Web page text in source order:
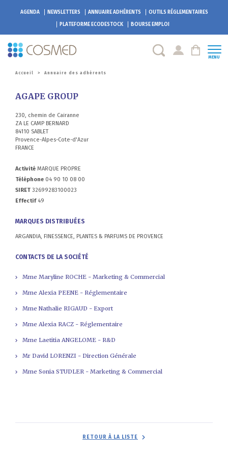
AGENDA NEWSLETTERS ANNUAIRE ADHÉRENTS
OUTILS RÉGLEMENTAIRES
PLATEFORMEECODESTOCK BOURSE EMPLOI
MENU
Accueil > Annuaire des adhérents
AGAPE GROUP
230, chemin de Cairanne
ZA LE CAMP BERNARD
84110 SABLET
Provence-Alpes-Cote-d'Azur
FRANCE
Activité MARQUE PROPRE
Téléphone 04 90 10 08 00
SIRET 32699283100023
Effectif49
MARQUES DISTRIBUÉES
ARGANDIA, FINESSENCE, PLANTES & PARFUMS DE PROVENCE
CONTACTS DE LA SOCIÉTÉ
Mme Maryline ROCHE - Marketing & Commercial
Mme Alexia PEENE - Réglementaire
Mme Nathalie RIGAUD - Export
Mme Alexia RACZ - Réglementaire
Mme Laetitia ANGELOME - R&D
Mr David LORENZI - Direction Générale
Mme Sonia STUDLER - Marketing & Commercial
RETOUR À LA LISTE